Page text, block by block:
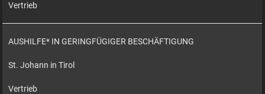
Vertrieb
AUSHILFE* IN GERINGFÜGIGER BESCHÄFTIGUNG
St. Johann in Tirol
Vertrieb